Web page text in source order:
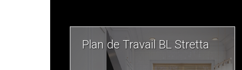
Plan de Travail BL Stretta